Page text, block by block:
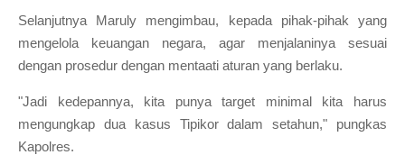
Selanjutnya Maruly mengimbau, kepada pihak-pihak yang
mengelola keuangan negara, agar menjalaninya sesuai
dengan prosedur dengan mentaati aturan yang berlaku.
"Jadi kedepannya, kita punya target minimal kita harus
mengungkap dua kasus Tipikor dalam setahun," pungkas
Kapolres.